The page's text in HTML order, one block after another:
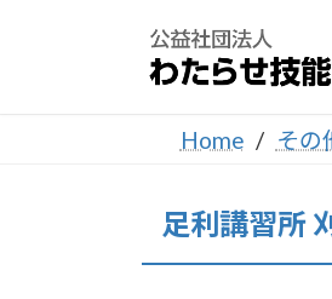
Home その
足利講習所